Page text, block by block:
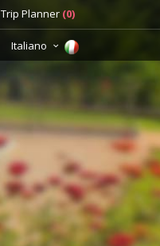
Trip Planner (0)
Italiano